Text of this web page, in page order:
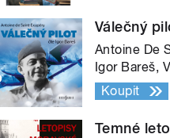
Válečný
Antoine De
Igor Bareš,
Koupit
Temné